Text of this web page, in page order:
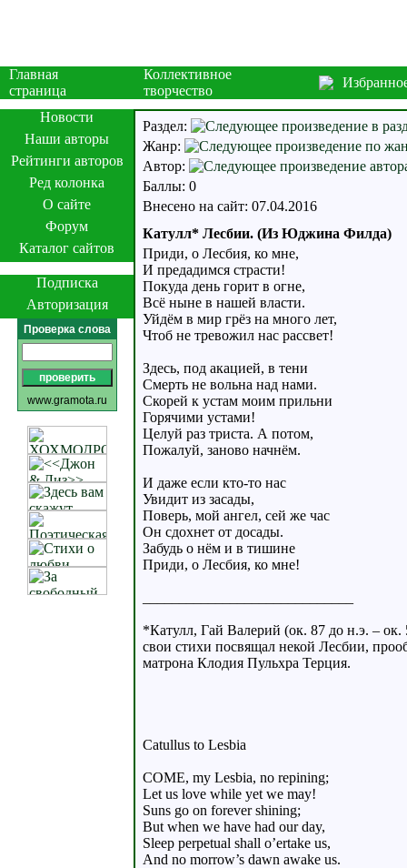
Главная
страница
Коллективное
творчество
Новости
Наши авторы
Рейтинги авторов
Ред колонка
О сайте
Форум
Каталог сайтов
Подписка
Авторизация
Проверка слова
www.gramota.ru
Раздел:
Жанр:
Автор:
Баллы: 0
Внесено на сайт: 07.04.2016
Катулл* Лесбии. (Из Юджина Филда)
Приди, о Лесбия, ко мне,
И предадимся страсти!
Покуда день горит в огне,
Всё ныне в нашей власти.
Уйдём в мир грёз на много лет,
Чтоб не тревожил нас рассвет!
Здесь, под акацией, в тени
Смерть не вольна над нами.
Скорей к устам моим прильни
Горячими устами!
Целуй раз триста. А потом,
Пожалуй, заново начнём.
И даже если кто-то нас
Увидит из засады,
Поверь, мой ангел, сей же час
Он сдохнет от досады.
Забудь о нём и в тишине
Приди, о Лесбия, ко мне!
*Катулл, Гай Валерий (ок. 87 до н.э. –
свои стихи посвящал некой Лесбии,
матрона Клодия Пульхра Терция.
Catullus to Lesbia
COME, my Lesbia, no repining;
Let us love while yet we may!
Suns go on forever shining;
But when we have had our day,
Sleep perpetual shall o’ertake us,
And no morrow’s dawn awake us.